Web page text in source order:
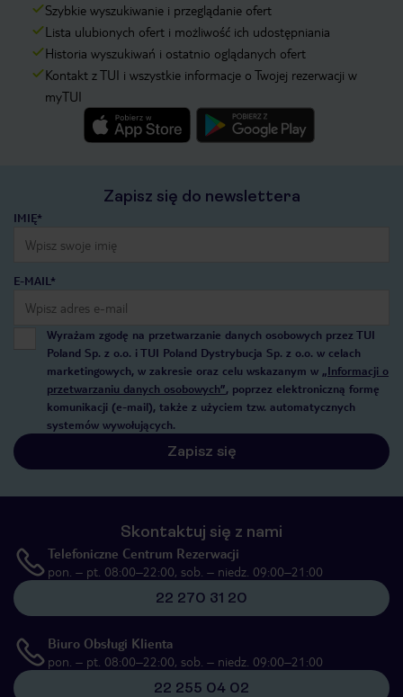
Szybkie wyszukiwanie i przeglądanie ofert
Lista ulubionych ofert i możliwość ich udostępniania
Historia wyszukiwań i ostatnio oglądanych ofert
Kontakt z TUI i wszystkie informacje o Twojej rezerwacji w
myTUI
Zapisz się do newslettera
IMIĘ*
E-MAIL*
Wyrażam zgodę na przetwarzanie danych osobowych przez TUI
Poland Sp. z o.o. i TUI Poland Dystrybucja Sp. z o.o. w celach
marketingowych, w zakresie oraz celu wskazanym w „Informacji o
przetwarzaniu danych osobowych”, poprzez elektroniczną formę
komunikacji (e-mail), także z użyciem tzw. automatycznych
systemów wywołujących.
Zapisz się
Skontaktuj się z nami
Telefoniczne Centrum Rezerwacji
pon. – pt. 08:00–22:00, sob. – niedz. 09:00–21:00
22 270 31 20
Biuro Obsługi Klienta
pon. – pt. 08:00–22:00, sob. – niedz. 09:00–21:00
22 255 04 02